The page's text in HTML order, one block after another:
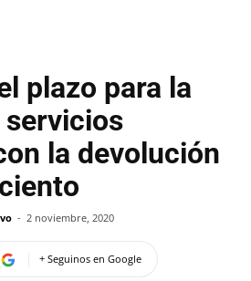
plazo para la
la devolución
- 2 noviembre, 2020
+ Seguinos en Google